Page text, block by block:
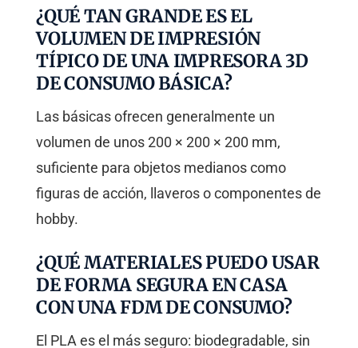
¿QUÉ TAN GRANDE ES EL
VOLUMEN DE IMPRESIÓN
TÍPICO DE UNA IMPRESORA 3D
DE CONSUMO BÁSICA?
Las básicas ofrecen generalmente un
volumen de unos 200 × 200 × 200 mm,
suficiente para objetos medianos como
figuras de acción, llaveros o componentes de
hobby.
¿QUÉ MATERIALES PUEDO USAR
DE FORMA SEGURA EN CASA
CON UNA FDM DE CONSUMO?
El PLA es el más seguro: biodegradable, sin